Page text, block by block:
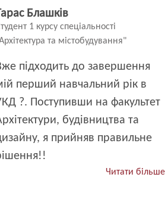
Блашків
1 курсу спеціальності
та містобудування"
підходить до завершення
перший навчальний рік в
?. Поступивши на факультет
будівництва та
я прийняв правильне
Читати більше